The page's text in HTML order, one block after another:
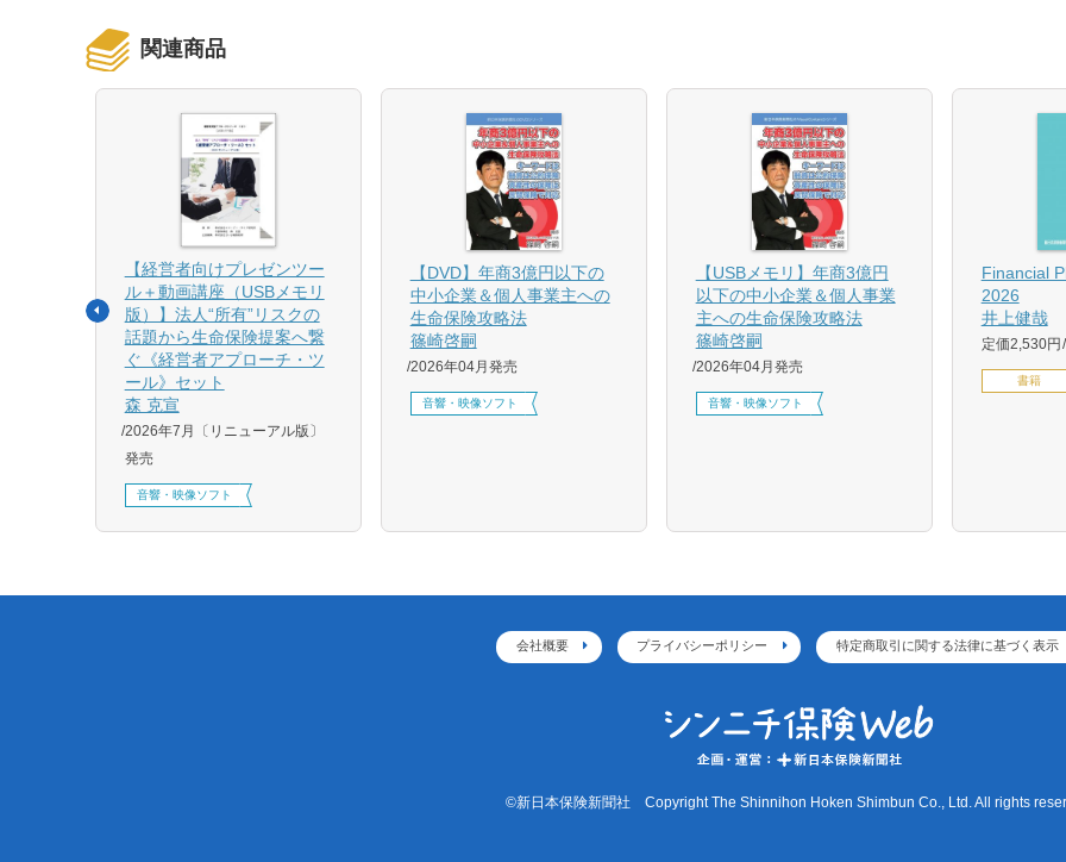
関連商品
【経営者向けプレゼンツー
ル＋動画講座（USBメモリ
版）】法人“所有”リスクの
話題から生命保険提案へ繋
ぐ《経営者アプローチ・ツ
ール》セット
森 克宣
2026年7月〔リニューアル版〕
発売
音響・映像ソフト
【DVD】年商3億円以下の
中小企業＆個人事業主への
生命保険攻略法
篠崎啓嗣
2026年04月発売
音響・映像ソフト
【USBメモリ】年商3億円
以下の中小企業＆個人事業
主への生命保険攻略法
篠崎啓嗣
2026年04月発売
音響・映像ソフト
Financial
2026
井上健哉
定価2,530円
書籍
会社概要 プライバシーポリシー 特定商取引に関する法律に基づく表示
©新日本保険新聞社 Copyright The Shinnihon Hoken Shimbun Co., Ltd. All rights